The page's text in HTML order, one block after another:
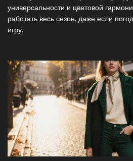
универсальности и цветовой
работать весь сезон, даже если
игру.